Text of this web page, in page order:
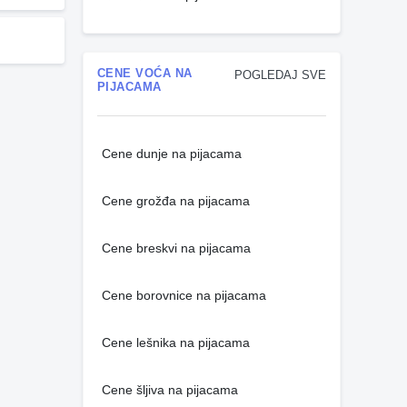
POGLEDAJ SVE
CENE VOĆA NA
PIJACAMA
Cene dunje na pijacama
Cene grožđa na pijacama
Cene breskvi na pijacama
Cene borovnice na pijacama
Cene lešnika na pijacama
Cene šljiva na pijacama